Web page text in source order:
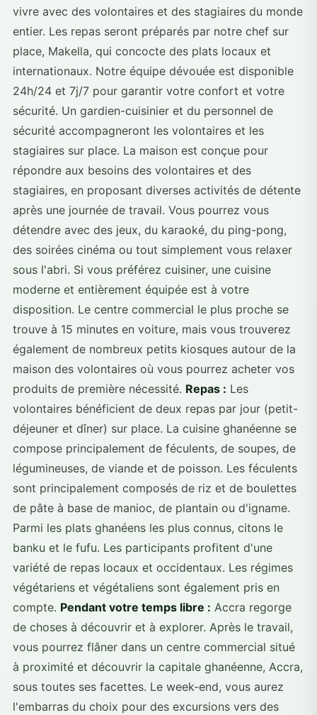
vivre avec des volontaires et des stagiaires du monde
entier. Les repas seront préparés par notre chef sur
place, Makella, qui concocte des plats locaux et
internationaux. Notre équipe dévouée est disponible
24h/24 et 7j/7 pour garantir votre confort et votre
sécurité. Un gardien-cuisinier et du personnel de
sécurité accompagneront les volontaires et les
stagiaires sur place. La maison est conçue pour
répondre aux besoins des volontaires et des
stagiaires, en proposant diverses activités de détente
après une journée de travail. Vous pourrez vous
détendre avec des jeux, du karaoké, du ping-pong,
des soirées cinéma ou tout simplement vous relaxer
sous l'abri. Si vous préférez cuisiner, une cuisine
moderne et entièrement équipée est à votre
disposition. Le centre commercial le plus proche se
trouve à 15 minutes en voiture, mais vous trouverez
également de nombreux petits kiosques autour de la
maison des volontaires où vous pourrez acheter vos
produits de première nécessité. Repas : Les
volontaires bénéficient de deux repas par jour (petit-
déjeuner et dîner) sur place. La cuisine ghanéenne se
compose principalement de féculents, de soupes, de
légumineuses, de viande et de poisson. Les féculents
sont principalement composés de riz et de boulettes
de pâte à base de manioc, de plantain ou d'igname.
Parmi les plats ghanéens les plus connus, citons le
banku et le fufu. Les participants profitent d'une
variété de repas locaux et occidentaux. Les régimes
végétariens et végétaliens sont également pris en
compte. Pendant votre temps libre : Accra regorge
de choses à découvrir et à explorer. Après le travail,
vous pourrez flâner dans un centre commercial situé
à proximité et découvrir la capitale ghanéenne, Accra,
sous toutes ses facettes. Le week-end, vous aurez
l'embarras du choix pour des excursions vers des